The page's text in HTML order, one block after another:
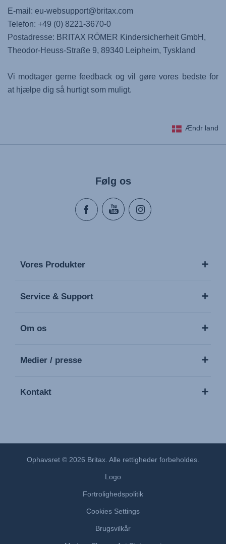
E-mail: eu-websupport@britax.com
Telefon: +49 (0) 8221-3670-0
Postadresse: BRITAX RÖMER Kindersicherheit GmbH,
Theodor-Heuss-Straße 9, 89340 Leipheim, Tyskland
Vi modtager gerne feedback og vil gøre vores bedste for
at hjælpe dig så hurtigt som muligt.
Ændr land
Følg os
Vores Produkter
Service & Support
Om os
Medier / presse
Kontakt
Ophavsret © 2026 Britax. Alle rettigheder forbeholdes.
Logo
Fortrolighedspolitik
Cookies Settings
Brugsvilkår